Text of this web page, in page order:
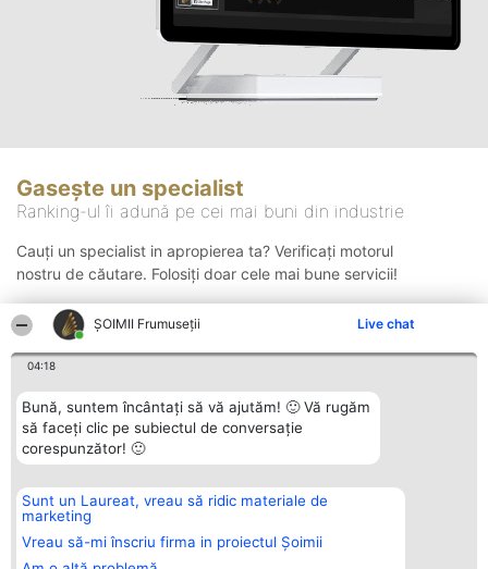
ȘOIMII Frumuseții Live chat
04:18
Bună, suntem încântați să vă ajutăm! 🙂 Vă rugăm
să faceți clic pe subiectul de conversație
corespunzător! 🙂
Sunt un Laureat, vreau să ridic materiale de
marketing
Vreau să-mi înscriu firma in proiectul Șoimii
Gasește un specialist
Ranking-ul îi adună pe cei mai buni din industrie
Cauți un specialist in apropierea ta? Verificați motorul
nostru de căutare. Folosiți doar cele mai bune servicii!
Organizator Ranking
BRIGHT SOLUTIONS BR SRL
Aleea Timisul De Sus 2 Bl. A30
Sc. A Et. 4 Ap. 13 Cod 061952
Plebiscyt
Lista Tuturor
Laureaților
Contact